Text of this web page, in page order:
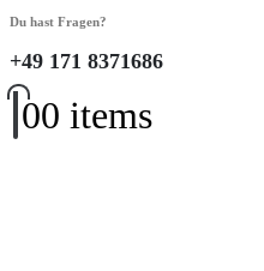
Du hast Fragen?
+49 171 8371686
00 items